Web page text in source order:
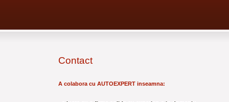
Contact
A colabora cu AUTOEXPERT inseamna: